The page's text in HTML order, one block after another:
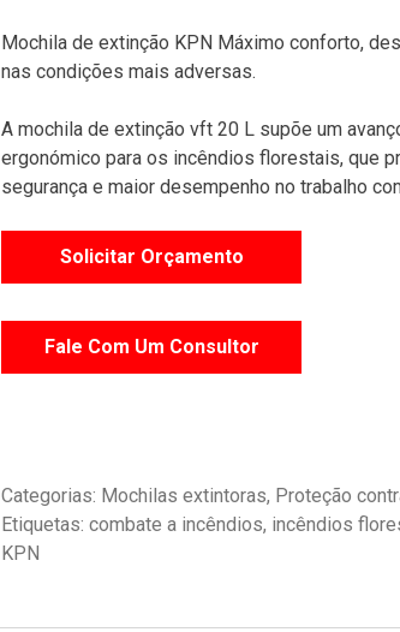
Mochila de extinção KPN Máximo conforto,
nas condições mais adversas.
A mochila de extinção vft 20 L supõe um
ergonómico para os incêndios florestais, que
segurança e maior desempenho no trabalho
Solicitar Orçamento
Fale Com Um Consultor
Categorias: Mochilas extintoras, Proteção
Etiquetas: combate a incêndios, incêndios
KPN